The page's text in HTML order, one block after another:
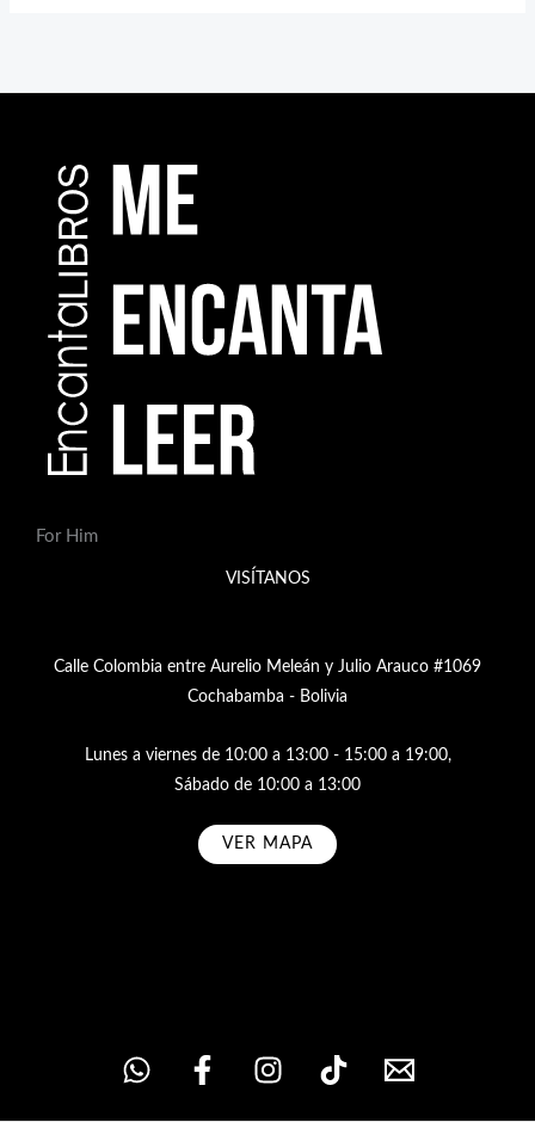
For Him
VISÍTANOS
Calle Colombia entre Aurelio Meleán y Julio Arauco #1069
Cochabamba - Bolivia
Lunes a viernes de 10:00 a 13:00 - 15:00 a 19:00,
Sábado de 10:00 a 13:00
VER MAPA